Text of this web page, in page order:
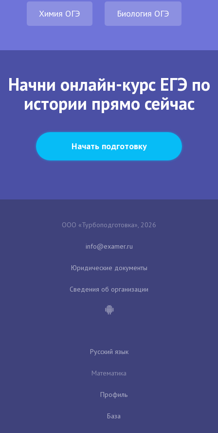
Химия ОГЭ Биология ОГЭ
Начни онлайн-курс ЕГЭ по
истории прямо сейчас
Начать подготовку
ООО «Турбоподготовка», 2026
Юридические документы
Сведения об организации
Русский язык
Математика
Профиль
База